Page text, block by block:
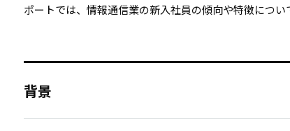
ポートでは、情報通信業の新入社員の傾向や特徴につい
背景